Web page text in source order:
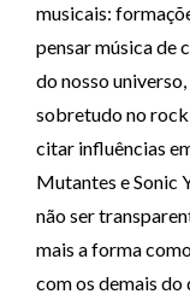
musicais:
pensar música de
do nosso
sobretudo no
citar influências
Mutantes e Sonic
não ser
mais a forma
com os demais do